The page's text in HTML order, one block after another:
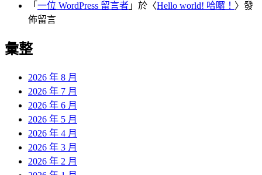
「 一位 WordPress 留言者 」於〈Hello world! 哈囉！ 〉發
佈留言
彙整
2026 年 8 月
2026 年 7 月
2026 年 6 月
2026 年 5 月
2026 年 4 月
2026 年 3 月
2026 年 2 月